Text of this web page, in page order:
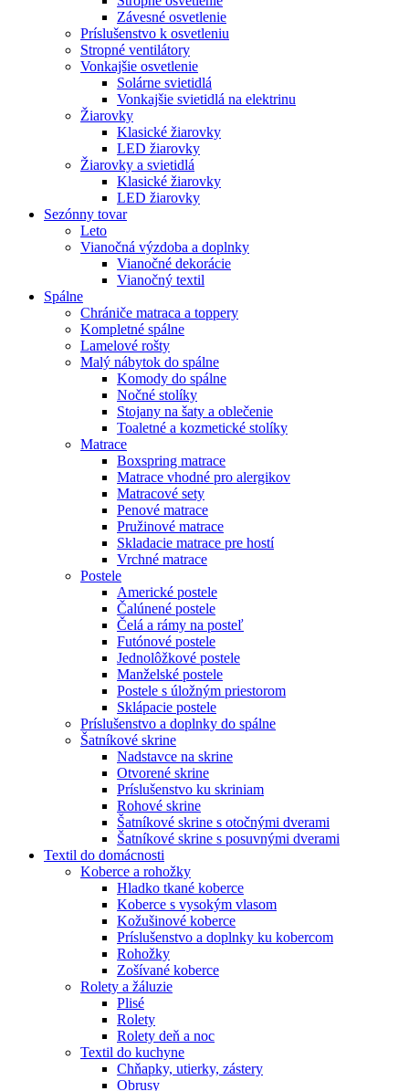
Závesné osvetlenie
Príslušenstvo k osvetleniu
Stropné ventilátory
Vonkajšie osvetlenie
Solárne svietidlá
Vonkajšie svietidlá na elektrinu
Žiarovky
Klasické žiarovky
LED žiarovky
Žiarovky a svietidlá
Klasické žiarovky
LED žiarovky
Sezónny tovar
Leto
Vianočná výzdoba a doplnky
Vianočné dekorácie
Vianočný textil
Spálne
Chrániče matraca a toppery
Kompletné spálne
Lamelové rošty
Malý nábytok do spálne
Komody do spálne
Nočné stolíky
Stojany na šaty a oblečenie
Toaletné a kozmetické stolíky
Matrace
Boxspring matrace
Matrace vhodné pro alergikov
Matracové sety
Penové matrace
Pružinové matrace
Skladacie matrace pre hostí
Vrchné matrace
Postele
Americké postele
Čalúnené postele
Čelá a rámy na posteľ
Futónové postele
Jednolôžkové postele
Manželské postele
Postele s úložným priestorom
Sklápacie postele
Príslušenstvo a doplnky do spálne
Šatníkové skrine
Nadstavce na skrine
Otvorené skrine
Príslušenstvo ku skriniam
Rohové skrine
Šatníkové skrine s otočnými dverami
Šatníkové skrine s posuvnými dverami
Textil do domácnosti
Koberce a rohožky
Hladko tkané koberce
Koberce s vysokým vlasom
Kožušinové koberce
Príslušenstvo a doplnky ku kobercom
Rohožky
Zošívané koberce
Rolety a žáluzie
Plisé
Rolety
Rolety deň a noc
Textil do kuchyne
Chňapky, utierky, zástery
Obrusy